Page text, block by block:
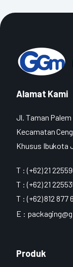
Alamat Kami
Jl. Taman
Kecamatan
Khusus Ibukota
T : (+62) 21
T : (+62) 21
T : (+62) 812 877
E :
Produk